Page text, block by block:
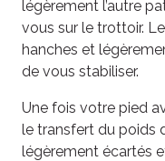
légèrement l’autre
vous sur le trottoir.
hanches et
de vous stabiliser.
Une fois votre pied
le transfert du poids
légèrement écartés